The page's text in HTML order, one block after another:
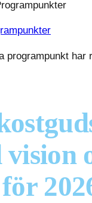
programpunkt har
vision